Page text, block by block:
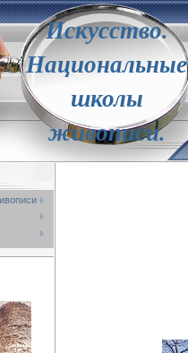
Искусство.
Национальные
школы
живописи.